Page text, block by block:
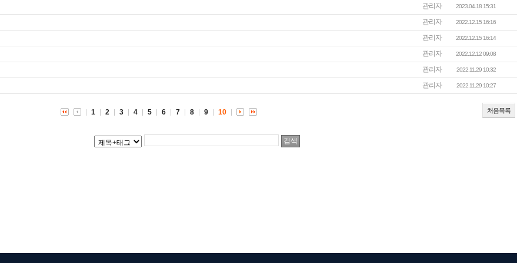
관리자 2023.04.18 15:31
관리자 2022.12.15 16:16
관리자 2022.12.15 16:14
관리자 2022.12.12 09:08
관리자 2022.11.29 10:32
관리자 2022.11.29 10:27
처음목록
1 2 3 4 5 6 7 8 9 10